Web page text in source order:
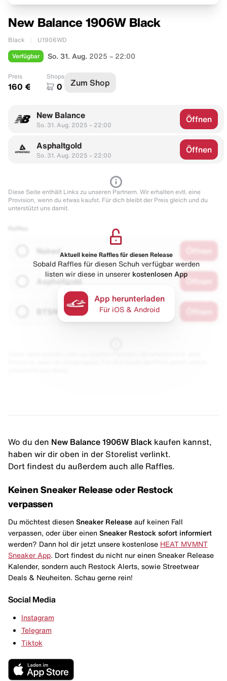
New Balance 1906W Black
Black U1906WD
Verfügbar So. 31. Aug. 2025 – 22:00
Preis
160 €
Shops
0 Zum Shop
New Balance
So. 31. Aug. 2025 – 22:00
Öffnen
Asphaltgold
So. 31. Aug. 2025 – 22:00
Öffnen
Diese Seite enthält Links zu unseren Partnern. Wir erhalten evtl. eine
Provision, wenn du etwas kaufst. Für dich bleibt der Preis gleich und du
unterstützt uns damit.
Naked
Asphaltgold
Aktuell keine Raffles für diesen Release
Sobald Raffles für diesen Schuh verfügbar werden
listen wir diese in unserer kostenlosen App
App herunterladen
Für iOS & Android
Wo du den New Balance 1906W Black kaufen kannst,
haben wir dir oben in der Storelist verlinkt.
Dort findest du außerdem auch alle Raffles.
Keinen Sneaker Release oder Restock
verpassen
Du möchtest diesen Sneaker Release auf keinen Fall
verpassen, oder über einen Sneaker Restock sofort informiert
werden? Dann hol dir jetzt unsere kostenlose HEAT MVMNT
Sneaker App. Dort findest du nicht nur einen Sneaker Release
Kalender, sondern auch Restock Alerts, sowie Streetwear
Deals & Neuheiten. Schau gerne rein!
Social Media
Instagram
Telegram
Tiktok